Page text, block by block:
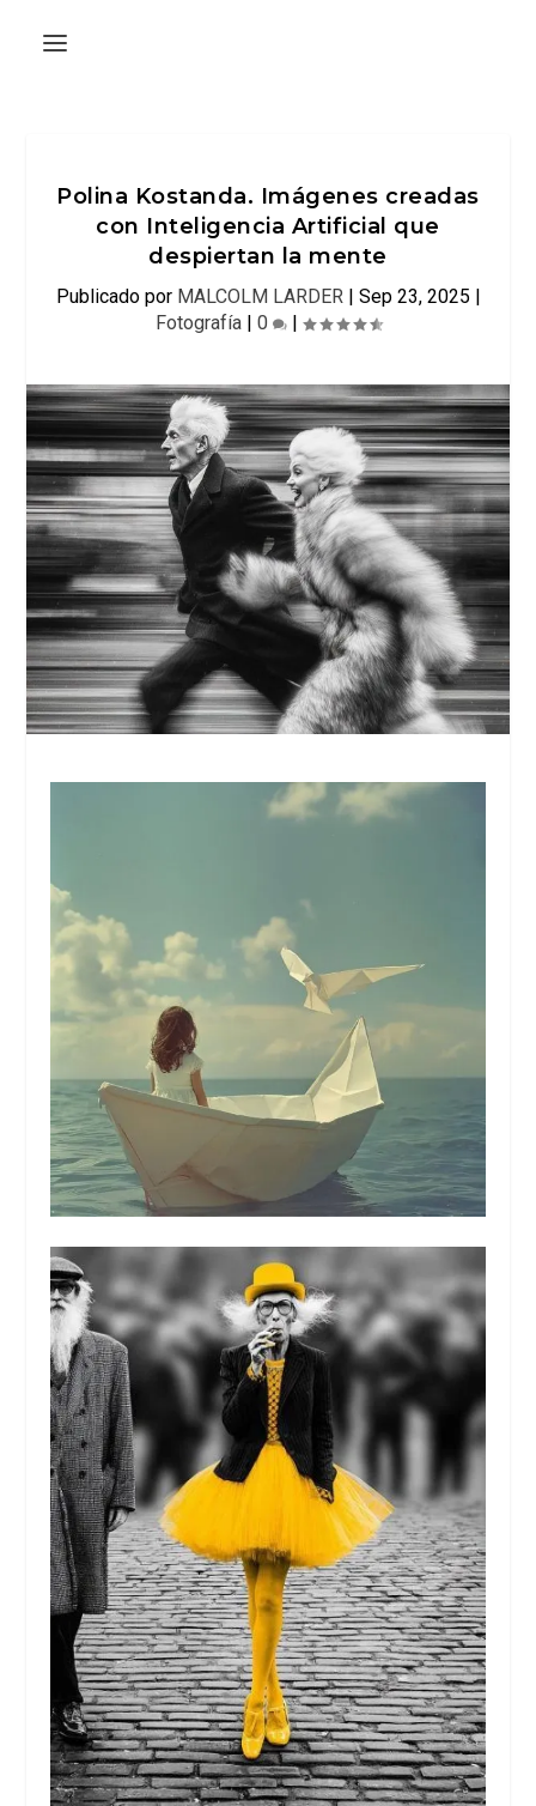
Polina Kostanda. Imágenes creadas
con Inteligencia Artificial que
despiertan la mente
Publicado por MALCOLM LARDER| Sep 23, 2025 |
Fotografía| 0 |